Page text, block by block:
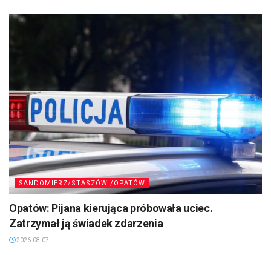
SANDOMIERZ/STASZÓW /OPATÓW
Opatów: Pijana kierująca próbowała uciec.
Zatrzymał ją świadek zdarzenia
2026-08-07